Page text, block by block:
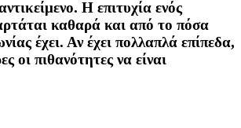
Η επιτυχία ενός
καθαρά και από το πόσα
έχει. Αν έχει πολλαπλά επίπεδα,
οι πιθανότητες να είναι